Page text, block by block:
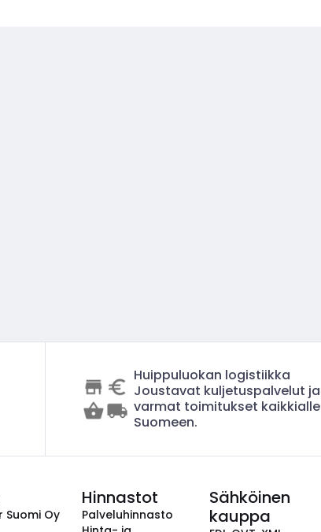
Huippuluokan logistiikka
Joustavat kuljetuspalvelut ja
varmat toimitukset kaikkialle
Suomeen.
Suomi Oy
Hinnastot
Palveluhinnasto
Sähköinen
kauppa